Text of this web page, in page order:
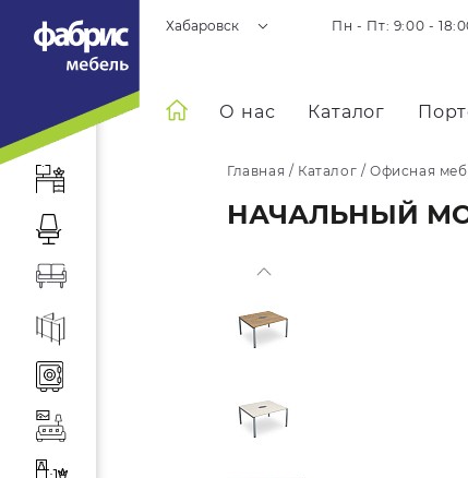
Хабаровск Пн - Пт: 9:00 -
О нас Каталог
Главная / Каталог /Офисная
НАЧАЛЬНЫЙ